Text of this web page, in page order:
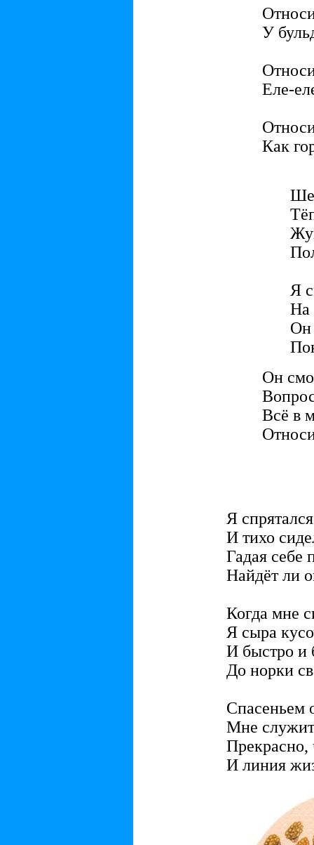
У
Еле-
Как
Я
На
Он
Он
Всё в
Я
И тихо
Гадая себе
Найдёт ли
Когда мне
Я сыра
И быстро и
До норки
Спасеньем
Мне
Прекрасно,
И линия